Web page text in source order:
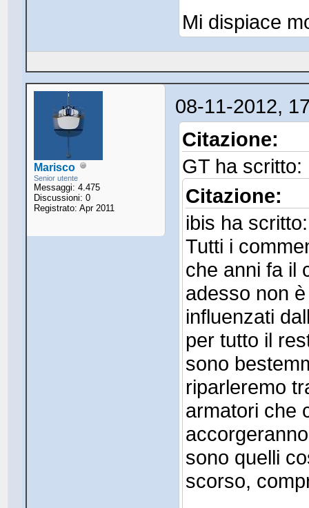
Mi dispiace
Marisco
Senior utente
Messaggi: 4.475
Discussioni: 0
Registrato: Apr 2011
08-11-2012,
Citazione:
GT ha scritto:
Citazione:
ibis ha scritto:
Tutti i
che anni fa il
adesso non
influenzati
per tutto il
sono
riparleremo
armatori che
sono quelli
scorso,